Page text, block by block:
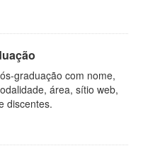
graduação com nome,
área, sítio web,
discentes.